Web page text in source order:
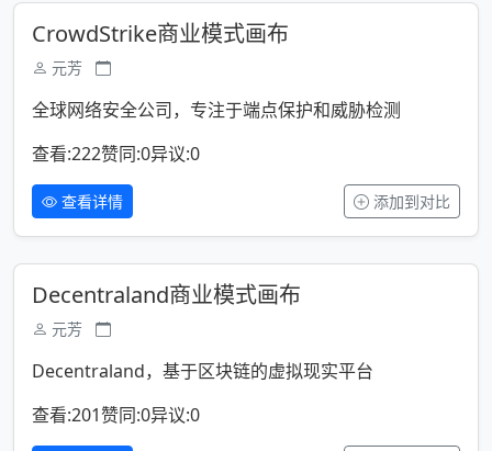
CrowdStrike商业模式画布
元芳
全球网络安全公司，专注于端点保护和威胁检测
查看:222赞同:0异议:0
查看详情 添加到对比
Decentraland商业模式画布
元芳
Decentraland，基于区块链的虚拟现实平台
查看:201赞同:0异议:0